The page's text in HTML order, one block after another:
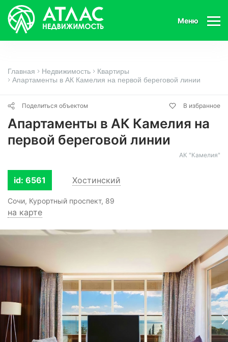
Меню
Главная Недвижимость
Квартиры
Апартаменты в АК Камелия на первой береговой линии
Поделиться объектом В избранное
Апартаменты в АК Камелия на
первой береговой линии
АК "Камелия"
id: 6561 Хостинский
Сочи, Курортный проспект, 89
на карте